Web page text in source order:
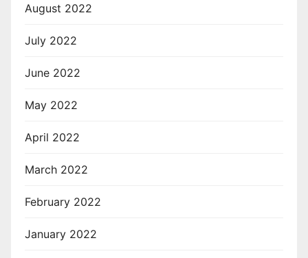
August 2022
July 2022
June 2022
May 2022
April 2022
March 2022
February 2022
January 2022